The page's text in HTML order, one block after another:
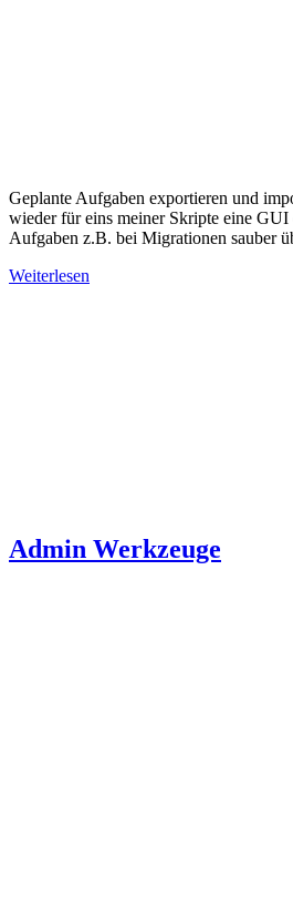
Geplante Aufgaben exportieren und
wieder für eins meiner Skripte eine GUI
Aufgaben z.B. bei Migrationen sauber
Weiterlesen
Admin Werkzeuge